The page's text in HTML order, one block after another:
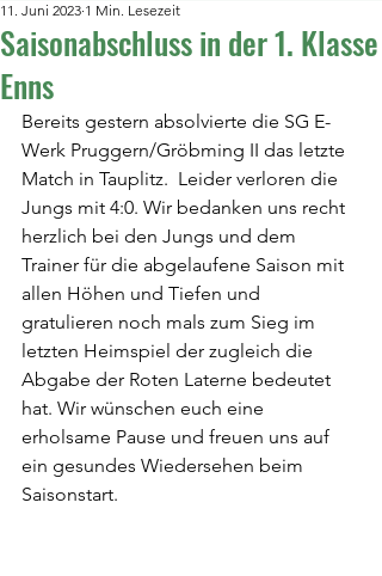
Saisonabschluss in der 1. Klasse
Enns
11. Juni 2023 1 Min. Lesezeit
Bereits gestern absolvierte die SG E-
Werk Pruggern/Gröbming II das letzte
Match in Tauplitz.  Leider verloren die
Jungs mit 4:0. Wir bedanken uns recht
herzlich bei den Jungs und dem
Trainer für die abgelaufene Saison mit
allen Höhen und Tiefen und
gratulieren noch mals zum Sieg im
letzten Heimspiel der zugleich die
Abgabe der Roten Laterne bedeutet
hat. Wir wünschen euch eine
erholsame Pause und freuen uns auf
ein gesundes Wiedersehen beim
Saisonstart.